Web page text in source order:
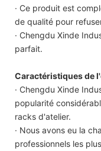
· Ce produit est
de qualité pour
· Chengdu Xinde
parfait.
Caractéristiques de
· Chengdu Xinde
popularité
racks d'atelier.
· Nous avons eu la
professionnels les